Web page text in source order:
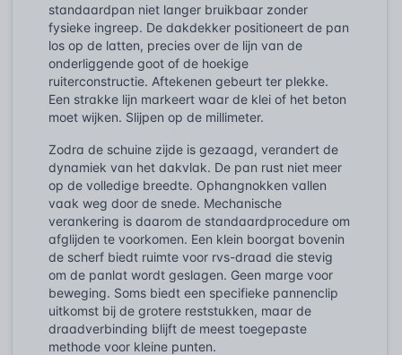
standaardpan niet langer bruikbaar zonder
fysieke ingreep. De dakdekker positioneert de pan
los op de latten, precies over de lijn van de
onderliggende goot of de hoekige
ruiterconstructie. Aftekenen gebeurt ter plekke.
Een strakke lijn markeert waar de klei of het beton
moet wijken. Slijpen op de millimeter.
Zodra de schuine zijde is gezaagd, verandert de
dynamiek van het dakvlak. De pan rust niet meer
op de volledige breedte. Ophangnokken vallen
vaak weg door de snede. Mechanische
verankering is daarom de standaardprocedure om
afglijden te voorkomen. Een klein boorgat bovenin
de scherf biedt ruimte voor rvs-draad die stevig
om de panlat wordt geslagen. Geen marge voor
beweging. Soms biedt een specifieke pannenclip
uitkomst bij de grotere reststukken, maar de
draadverbinding blijft de meest toegepaste
methode voor kleine punten.